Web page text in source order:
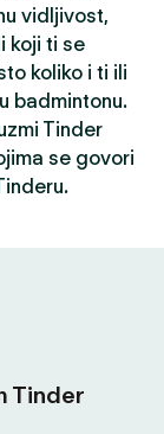
vidljivost,
koji ti se
koliko i ti ili
badmintonu.
Tinder
se govori
Tinder